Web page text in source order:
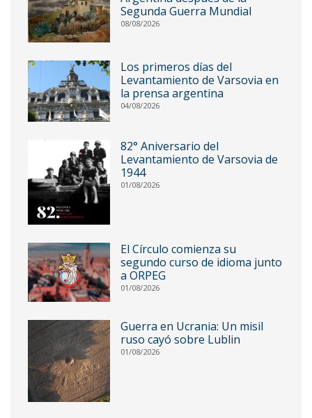
Segunda Guerra Mundial
08/08/2026
Los primeros días del
Levantamiento de Varsovia en
la prensa argentina
04/08/2026
82° Aniversario del
Levantamiento de Varsovia de
1944
01/08/2026
El Círculo comienza su
segundo curso de idioma junto
a ORPEG
01/08/2026
Guerra en Ucrania: Un misil
ruso cayó sobre Lublin
01/08/2026